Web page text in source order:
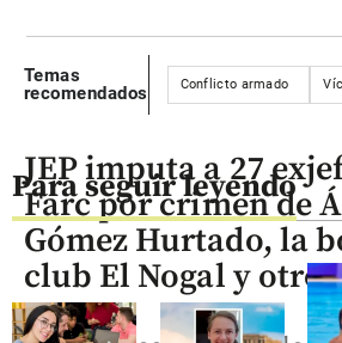
Temas
recomendados
Conflicto armado
Para seguir leyendo
JEP imputa a 27
Farc por crimen de
Gómez Hurtado, la
club El Nogal y otros